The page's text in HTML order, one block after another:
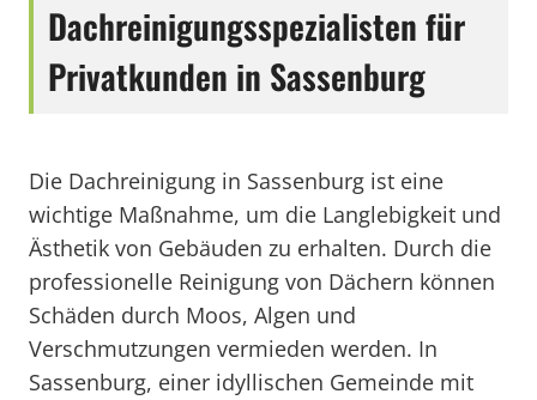
Dachreinigungsspezialisten für
Privatkunden in Sassenburg
Die Dachreinigung in Sassenburg ist eine
wichtige Maßnahme, um die Langlebigkeit und
Ästhetik von Gebäuden zu erhalten. Durch die
professionelle Reinigung von Dächern können
Schäden durch Moos, Algen und
Verschmutzungen vermieden werden. In
Sassenburg, einer idyllischen Gemeinde mit